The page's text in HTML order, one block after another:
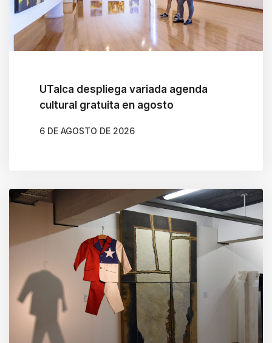
UTalca despliega variada agenda
cultural gratuita en agosto
6 DE AGOSTO DE 2026